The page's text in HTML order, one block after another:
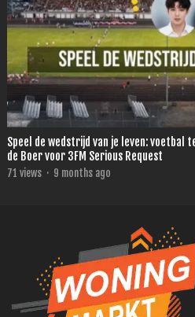
Speel de wedstrijd van je leven: voetbal
de Boer voor 3FM Serious Request
71 views · 9 months ago